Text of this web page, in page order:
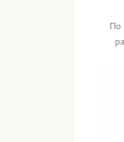
По